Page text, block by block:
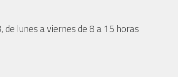
lunes a viernes de 8 a 15 horas